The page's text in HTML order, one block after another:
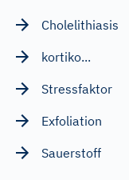
Cholelithiasis
kortiko...
Stressfaktor
Exfoliation
Sauerstoff